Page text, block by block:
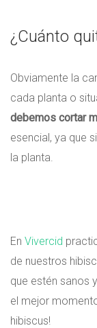
¿Cuánto
Obviamente la
cada planta o
debemos cortar
esencial, ya que
la planta.
En Vivercid
de nuestros
que estén sanos
el mejor
hibiscus!